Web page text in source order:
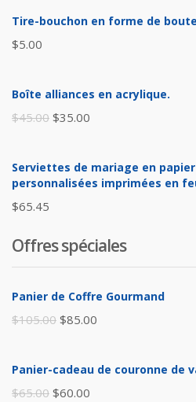
Tire-bouchon en forme de
$5.00
Boîte alliances en acrylique.
$45.00 Le
initial
était :
$35.00
actuel
est :
Serviettes de mariage en papier
personnalisées imprimées en
$65.45
Offres spéciales
Panier de Coffre Gourmand
$105.00 Le
initial
$85.00
actuel
Panier-cadeau de couronne de
$65.00 Le
$60.00